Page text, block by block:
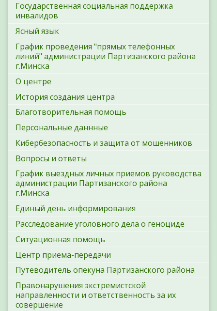
Государственная социальная поддержка
инвалидов
Ясный язык
График проведения "прямых телефонных
линий" администрации Партизанского района
г.Минска
О центре
История создания центра
Благотворительная помощь
Персональные даннные
Кибербезопасность и защита от мошенников
Вопросы и ответы
График выездных личных приемов руководства
администрации Партизанского района
г.Минска
Единый день информирования
Расследование уголовного дела о геноциде
Ситуационная помощь
Центр приема-передачи
Путеводитель опекуна Партизанского района
Правонарушения экстремистской
направленности и ответственность за их
совершение